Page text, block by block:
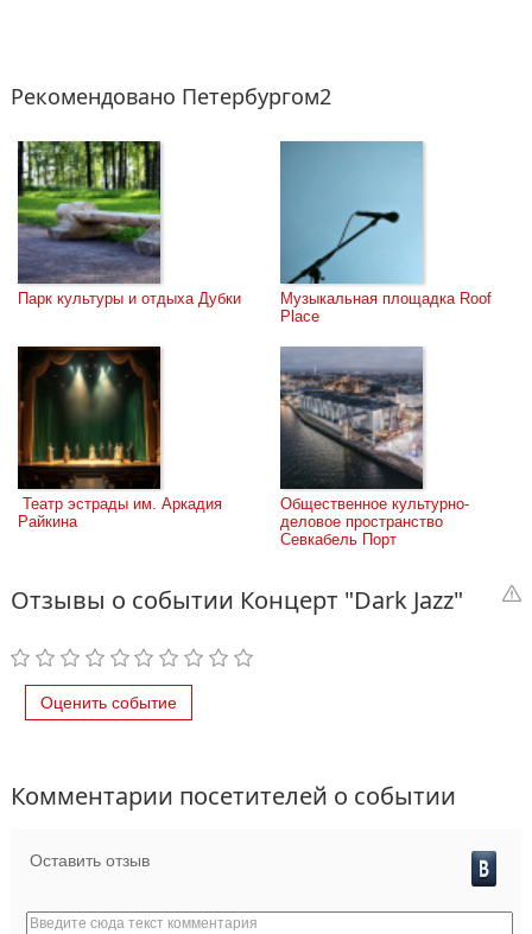
Рекомендовано Петербургом2
Парк культуры и отдыха Дубки
Музыкальная площадка Roof
Place
Райкина
Общественное культурно-
деловое пространство
Севкабель Порт
Отзывы о событии Концерт "Dark Jazz"
Оценить событие
Комментарии посетителей о событии
Оставить отзыв